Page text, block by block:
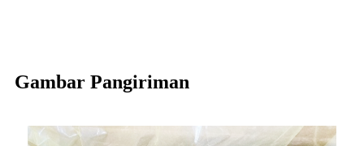
Gambar Pangiriman